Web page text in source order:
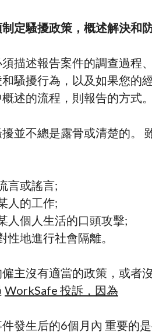
定騷擾政策，概述解決和
描述報告案件的調查過程
騷擾行為，以及如果您的
述的流程，則報告的方式。
並不總是露骨或清楚的。
言或謠言;
人的工作;
人個人生活的口頭攻擊;
性地進行社會隔離。
主沒有適當的政策，或者
WorkSafe 投訴，因為
發生后的6個月內 重要的